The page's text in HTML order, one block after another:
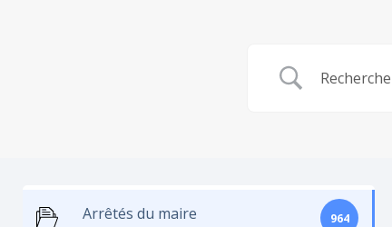
Arrêtés du maire 964